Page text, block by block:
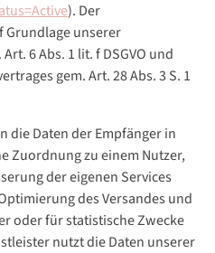
). Der
unserer
6 Abs. 1 lit. f DSGVO und
gem. Art. 28 Abs. 3 S. 1
die Daten der Empfänger in
Zuordnung zu einem Nutzer,
der eigenen Services
des Versandes und
oder für statistische Zwecke
nutzt die Daten unserer